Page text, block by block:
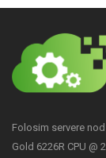
Folosim servere
Gold 6226R CPU @